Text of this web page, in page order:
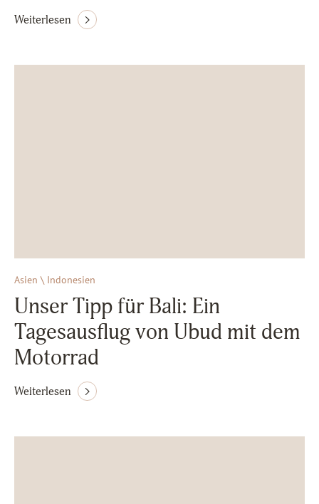
Weiterlesen
Asien \ Indonesien
Unser Tipp für Bali: Ein
Tagesausflug von Ubud mit dem
Motorrad
Weiterlesen